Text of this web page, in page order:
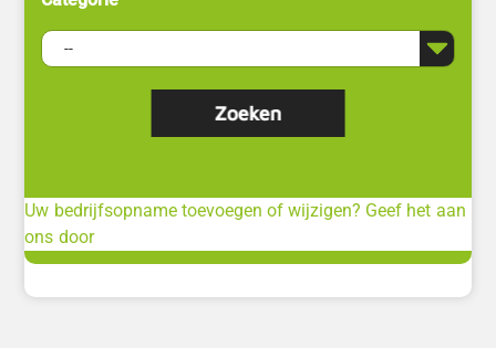
Uw bedrijfsopname toevoegen of wijzigen? Geef het aan
ons door